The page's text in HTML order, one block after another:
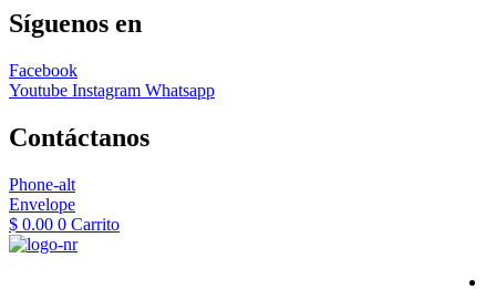
Síguenos en
Facebook
Youtube Instagram Whatsapp
Contáctanos
Phone-alt
Envelope
$ 0.00 0 Carrito